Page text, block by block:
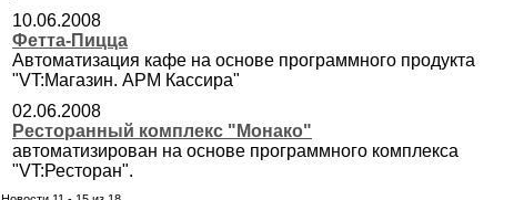
10.06.2008
Фетта-Пицца
Автоматизация кафе на основе программного продукта
"VT:Магазин. АРМ Кассира"
02.06.2008
Ресторанный комплекс "Монако"
автоматизирован на основе программного комплекса
"VT:Ресторан".